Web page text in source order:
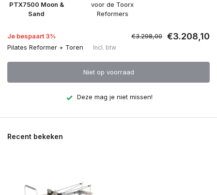
PTX7500 Moon &
Sand
voor de Toorx
Reformers
Je bespaart 3% €3.298,00 €3.208,10
Pilates Reformer + Toren Incl. btw
Niet op voorraad
Deze mag je niet missen!
Recent bekeken